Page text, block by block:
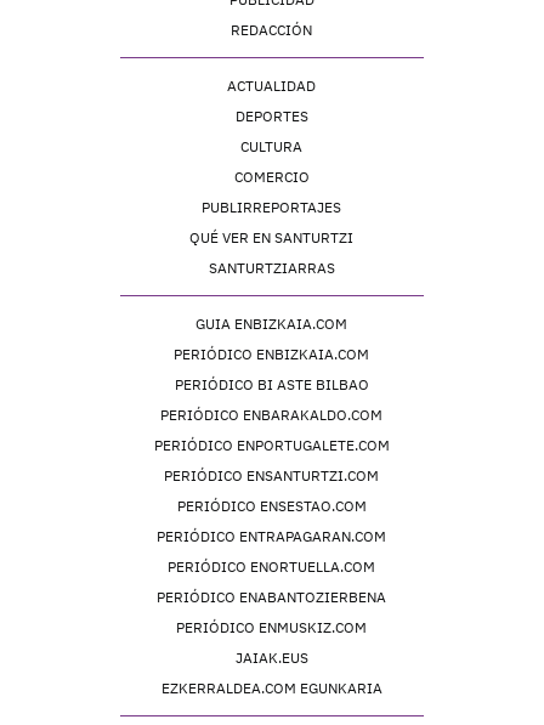
REDACCIÓN
ACTUALIDAD
DEPORTES
CULTURA
COMERCIO
PUBLIRREPORTAJES
QUÉ VER EN SANTURTZI
SANTURTZIARRAS
GUIA ENBIZKAIA.COM
PERIÓDICO ENBIZKAIA.COM
PERIÓDICO BI ASTE BILBAO
PERIÓDICO ENBARAKALDO.COM
PERIÓDICO ENPORTUGALETE.COM
PERIÓDICO ENSANTURTZI.COM
PERIÓDICO ENSESTAO.COM
PERIÓDICO ENTRAPAGARAN.COM
PERIÓDICO ENORTUELLA.COM
PERIÓDICO ENABANTOZIERBENA
PERIÓDICO ENMUSKIZ.COM
JAIAK.EUS
EZKERRALDEA.COM EGUNKARIA